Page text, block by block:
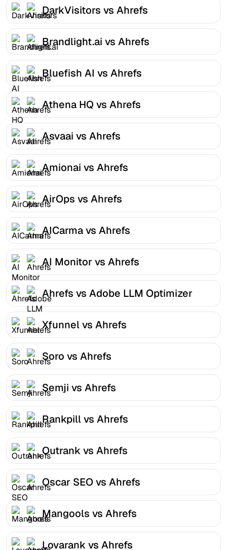
DarkVisitors vs Ahrefs
Brandlight.ai vs Ahrefs
Bluefish AI vs Ahrefs
Athena HQ vs Ahrefs
Asvaai vs Ahrefs
Amionai vs Ahrefs
AirOps vs Ahrefs
AICarma vs Ahrefs
AI Monitor vs Ahrefs
Ahrefs vs Adobe LLM Optimizer
Xfunnel vs Ahrefs
Soro vs Ahrefs
Semji vs Ahrefs
Rankpill vs Ahrefs
Outrank vs Ahrefs
Oscar SEO vs Ahrefs
Mangools vs Ahrefs
Lovarank vs Ahrefs